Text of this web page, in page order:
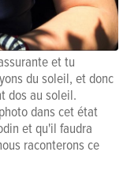
et tu
du soleil, et donc
dos au soleil.
dans cet état
et qu'il faudra
raconterons ce